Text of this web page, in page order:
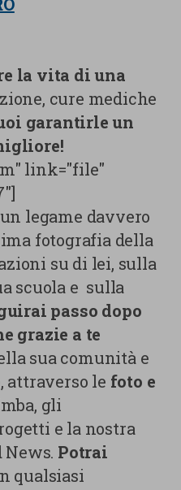
la vita di una
cure mediche
garantirle un
link="file"
legame davvero
fotografia della
su di lei, sulla
scuola e sulla
passo dopo
grazie a te
sua comunità e
attraverso le foto e
gli
e la nostra
Potrai
qualsiasi